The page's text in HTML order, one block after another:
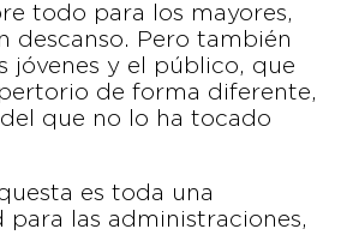
todo para los mayores,
descanso. Pero también
jóvenes y el público, que
de forma diferente,
que no lo ha tocado
es toda una
para las administraciones,